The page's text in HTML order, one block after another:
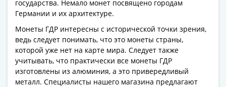
государства. Немало монет посвящено городам
Германии и их архитектуре.
Монеты ГДР интересны с исторической точки зрения,
ведь следует понимать, что это монеты страны,
которой уже нет на карте мира. Следует также
учитывать, что практически все монеты ГДР
изготовлены из алюминия, а это привередливый
металл. Специалисты нашего магазина предлагают